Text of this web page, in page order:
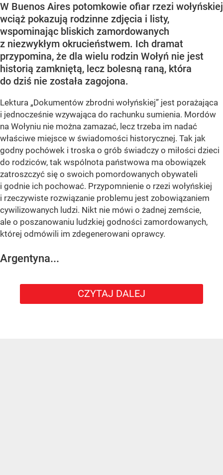
W Buenos Aires potomkowie ofiar rzezi wołyńskiej
wciąż pokazują rodzinne zdjęcia i listy,
wspominając bliskich zamordowanych
z niezwykłym okrucieństwem. Ich dramat
przypomina, że dla wielu rodzin Wołyń nie jest
historią zamkniętą, lecz bolesną raną, która
do dziś nie została zagojona.
Lektura „Dokumentów zbrodni wołyńskiej” jest porażająca
i jednocześnie wzywająca do rachunku sumienia. Mordów
na Wołyniu nie można zamazać, lecz trzeba im nadać
właściwe miejsce w świadomości historycznej. Tak jak
godny pochówek i troska o grób świadczy o miłości dzieci
do rodziców, tak wspólnota państwowa ma obowiązek
zatroszczyć się o swoich pomordowanych obywateli
i godnie ich pochować. Przypomnienie o rzezi wołyńskiej
i rzeczywiste rozwiązanie problemu jest zobowiązaniem
cywilizowanych ludzi. Nikt nie mówi o żadnej zemście,
ale o poszanowaniu ludzkiej godności zamordowanych,
której odmówili im zdegenerowani oprawcy.
Argentyna...
CZYTAJ DALEJ